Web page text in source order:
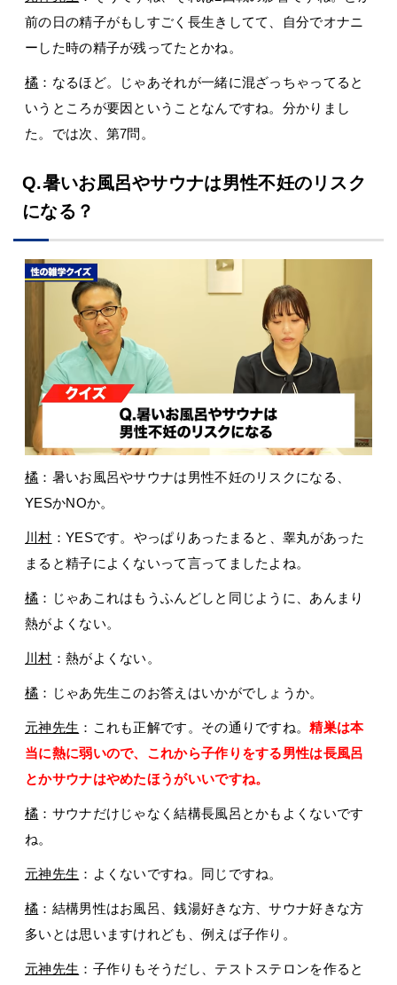
前の日の精子がもしすごく長生きしてて、自分でオナニ
ーした時の精子が残ってたとかね。
橘 ：なるほど。じゃあそれが一緒に混ざっちゃってると
いうところが要因ということなんですね。分かりまし
た。では次、第7問。
Q.暑いお風呂やサウナは男性不妊のリスク
になる？
橘 ：暑いお風呂やサウナは男性不妊のリスクになる、
YESかNOか。
川村 ：YESです。やっぱりあったまると、睾丸があった
まると精子によくないって言ってましたよね。
橘 ：じゃあこれはもうふんどしと同じように、あんまり
熱がよくない。
川村 ：熱がよくない。
橘 ：じゃあ先生このお答えはいかがでしょうか。
元神先生 ：これも正解です。その通りですね。精巣は本
当に熱に弱いので、これから子作りをする男性は長風呂
とかサウナはやめたほうがいいですね。
橘 ：サウナだけじゃなく結構長風呂とかもよくないです
ね。
元神先生 ：よくないですね。同じですね。
橘 ：結構男性はお風呂、銭湯好きな方、サウナ好きな方
多いとは思いますけれども、例えば子作り。
元神先生 ：子作りもそうだし、テストステロンを作ると